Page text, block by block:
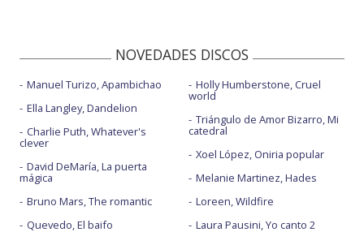
NOVEDADES DISCOS
Manuel Turizo, Apambichao
Ella Langley, Dandelion
Charlie Puth, Whatever's
clever
David DeMaría, La puerta
mágica
Bruno Mars, The romantic
Quevedo, El baifo
Holly Humberstone, Cruel
world
Triángulo de Amor Bizarro, Mi
catedral
Xoel López, Oniria popular
Melanie Martinez, Hades
Loreen, Wildfire
Laura Pausini, Yo canto 2